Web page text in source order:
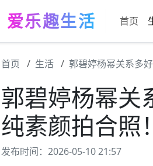
爱乐趣生活 首页
首页 生活 郭碧婷杨幂关系多
郭碧婷杨幂关
纯素颜拍合照！
发布时间：2026-05-10 21:57